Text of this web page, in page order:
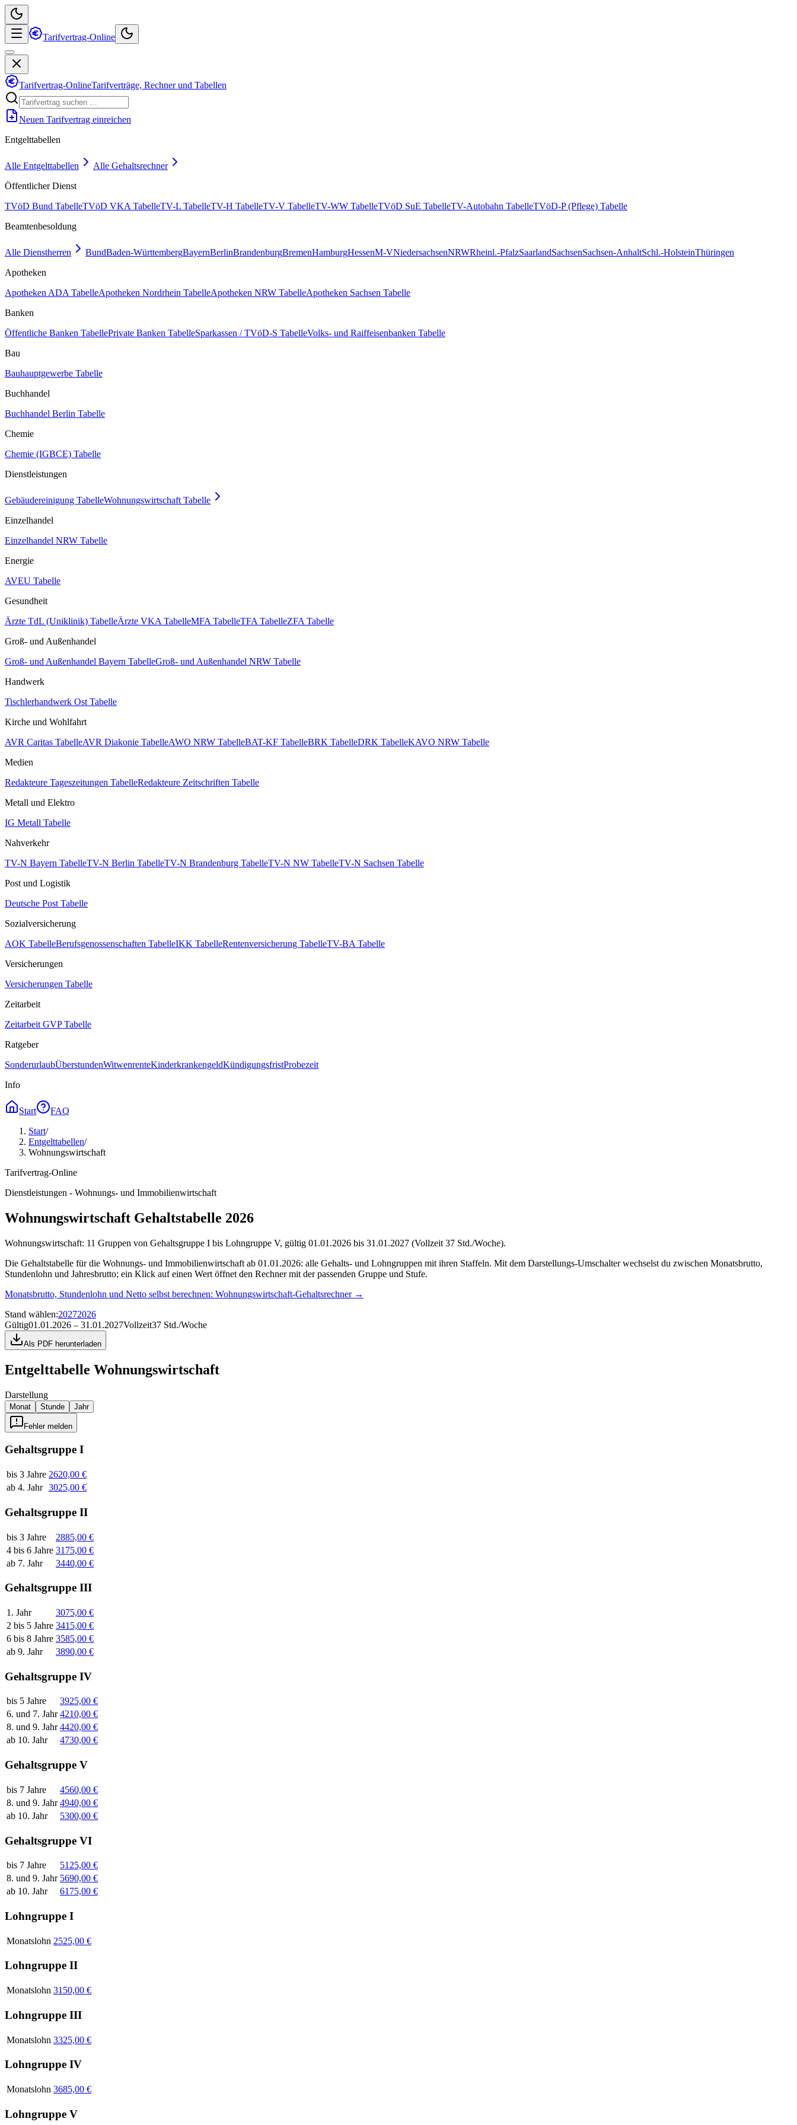
Tarifvertrag-Online
Tarifvertrag-OnlineTarifverträge, Rechner und Tabellen
Neuen Tarifvertrag einreichen
Entgelttabellen
Alle Entgelttabellen
Alle Gehaltsrechner
Öffentlicher Dienst
TVöD Bund TabelleTVöD VKA TabelleTV-L TabelleTV-H TabelleTV-V TabelleTV-WW TabelleTVöD SuE TabelleTV-Autobahn TabelleTVöD-P (Pflege) Tabelle
Beamtenbesoldung
Alle Dienstherren BundBaden-WürttembergBayernBerlinBrandenburgBremenHamburgHessenM-VNiedersachsenNRWRheinl.-PfalzSaarlandSachsenSachsen-AnhaltSchl.-HolsteinThüringen
Apotheken
Apotheken ADA TabelleApotheken Nordrhein TabelleApotheken NRW TabelleApotheken Sachsen Tabelle
Banken
Öffentliche Banken TabellePrivate Banken TabelleSparkassen / TVöD-S TabelleVolks- und Raiffeisenbanken Tabelle
Bau
Bauhauptgewerbe Tabelle
Buchhandel
Buchhandel Berlin Tabelle
Chemie
Chemie (IGBCE) Tabelle
Dienstleistungen
Gebäudereinigung TabelleWohnungswirtschaft Tabelle
Einzelhandel
Einzelhandel NRW Tabelle
Energie
AVEU Tabelle
Gesundheit
Ärzte TdL (Uniklinik) TabelleÄrzte VKA TabelleMFA TabelleTFA TabelleZFA Tabelle
Groß- und Außenhandel
Groß- und Außenhandel Bayern TabelleGroß- und Außenhandel NRW Tabelle
Handwerk
Tischlerhandwerk Ost Tabelle
Kirche und Wohlfahrt
AVR Caritas TabelleAVR Diakonie TabelleAWO NRW TabelleBAT-KF TabelleBRK TabelleDRK TabelleKAVO NRW Tabelle
Medien
Redakteure Tageszeitungen TabelleRedakteure Zeitschriften Tabelle
Metall und Elektro
IG Metall Tabelle
Nahverkehr
TV-N Bayern TabelleTV-N Berlin TabelleTV-N Brandenburg TabelleTV-N NW TabelleTV-N Sachsen Tabelle
Post und Logistik
Deutsche Post Tabelle
Sozialversicherung
AOK TabelleBerufsgenossenschaften TabelleIKK TabelleRentenversicherung TabelleTV-BA Tabelle
Versicherungen
Versicherungen Tabelle
Zeitarbeit
Zeitarbeit GVP Tabelle
Ratgeber
SonderurlaubÜberstundenWitwenrenteKinderkrankengeldKündigungsfristProbezeit
Info
Start
FAQ
Start/
Entgelttabellen/
Wohnungswirtschaft
Tarifvertrag-Online
Dienstleistungen - Wohnungs- und Immobilienwirtschaft
Wohnungswirtschaft Gehaltstabelle 2026
Wohnungswirtschaft: 11 Gruppen von Gehaltsgruppe I bis Lohngruppe V, gültig 01.01.2026 bis 31.01.2027 (Vollzeit 37 Std./Woche).
Die Gehaltstabelle für die Wohnungs- und Immobilienwirtschaft ab 01.01.2026: alle Gehalts- und Lohngruppen mit ihren Staffeln. Mit dem Darstellungs-Umschalter wechselst du zwischen Monatsbrutto,
Stundenlohn und Jahresbrutto; ein Klick auf einen Wert öffnet den Rechner mit der passenden Gruppe und Stufe.
Monatsbrutto, Stundenlohn und Netto selbst berechnen: Wohnungswirtschaft-Gehaltsrechner→
Stand wählen:20272026
Gültig01.01.2026 – 31.01.2027Vollzeit37 Std./Woche
Als PDF herunterladen
Entgelttabelle Wohnungswirtschaft
Darstellung
Monat Stunde Jahr
Fehler melden
Gehaltsgruppe I
bis 3 Jahre 2620,00 €
ab 4. Jahr 3025,00 €
Gehaltsgruppe II
bis 3 Jahre
2885,00 €
4 bis 6 Jahre 3175,00 €
ab 7. Jahr
3440,00 €
Gehaltsgruppe III
1. Jahr
3075,00 €
2 bis 5 Jahre 3415,00 €
6 bis 8 Jahre 3585,00 €
ab 9. Jahr
3890,00 €
Gehaltsgruppe IV
bis 5 Jahre
3925,00 €
6. und 7. Jahr 4210,00 €
8. und 9. Jahr 4420,00 €
ab 10. Jahr
4730,00 €
Gehaltsgruppe V
bis 7 Jahre
4560,00 €
8. und 9. Jahr 4940,00 €
ab 10. Jahr
5300,00 €
Gehaltsgruppe VI
bis 7 Jahre
5125,00 €
8. und 9. Jahr 5690,00 €
ab 10. Jahr
6175,00 €
Lohngruppe I
Monatslohn 2525,00 €
Lohngruppe II
Monatslohn 3150,00 €
Lohngruppe III
Monatslohn 3325,00 €
Lohngruppe IV
Monatslohn 3685,00 €
Lohngruppe V